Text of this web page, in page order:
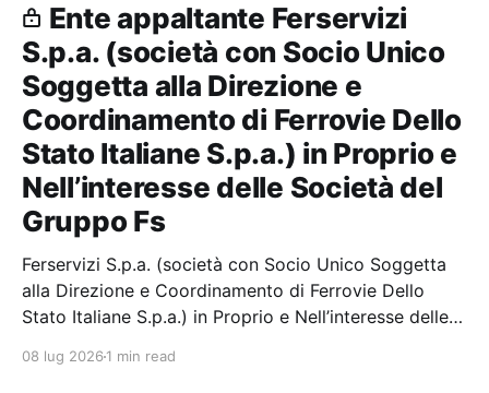
Ente appaltante Ferservizi
S.p.a. (società con Socio Unico
Soggetta alla Direzione e
Coordinamento di Ferrovie Dello
Stato Italiane S.p.a.) in Proprio e
Nell’interesse delle Società del
Gruppo Fs
Ferservizi S.p.a. (società con Socio Unico Soggetta
alla Direzione e Coordinamento di Ferrovie Dello
Stato Italiane S.p.a.) in Proprio e Nell’interesse delle
partecipazioni.
08 lug 2026 1 min read